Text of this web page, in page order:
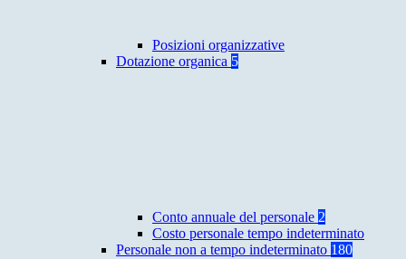
Posizioni organizzative
Dotazione organica 5
Conto annuale del personale 2
Costo personale tempo indeterminato
Personale non a tempo indeterminato 180